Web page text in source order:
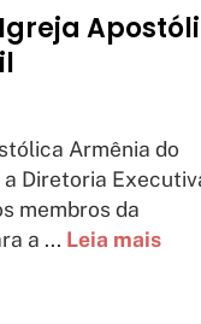
Armênia do
Diretoria
membros da
a ... Leia mais